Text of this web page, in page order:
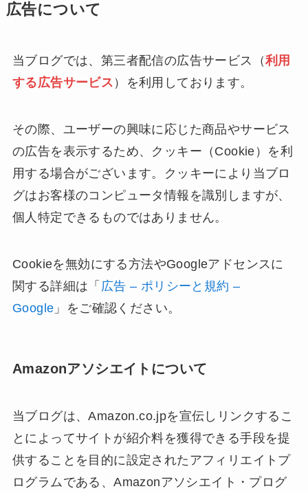
広告について
当ブログでは、第三者配信の広告サービス（利用
する広告サービス ）を利用しております。
その際、ユーザーの興味に応じた商品やサービス
の広告を表示するため、クッキー（Cookie）を利
用する場合がございます。クッキーにより当ブロ
グはお客様のコンピュータ情報を識別しますが、
個人特定できるものではありません。
Cookieを無効にする方法やGoogleアドセンスに
関する詳細は「 広告 – ポリシーと規約 –
Google 」をご確認ください。
Amazonアソシエイトについて
当ブログは、Amazon.co.jpを宣伝しリンクするこ
とによってサイトが紹介料を獲得できる手段を提
供することを目的に設定されたアフィリエイトプ
ログラムである、Amazonアソシエイト・プログ